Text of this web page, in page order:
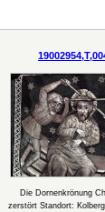
Die Dornenkrönung
zerstört Standort: